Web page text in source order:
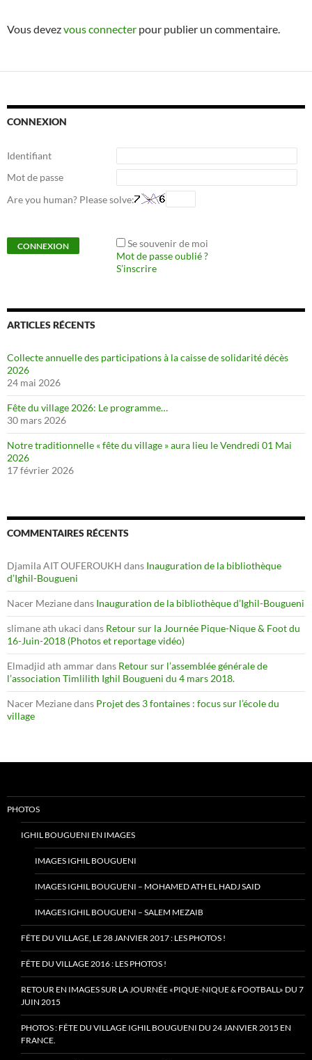
Vous devezvous connecter pour publier un commentaire.
CONNEXION
Identifiant
Mot de passe
Are you human? Please solve:
Se souvenir de moi
Mot de passe oublié ?
S’inscrire
ARTICLES RÉCENTS
Collecte annuelle des participations à la caisse de solidarité décès
2026
24 mai 2026
Fête du village 2026: Le programme…
30 mars 2026
Notre traditionnelle « fête du village » aura lieu le Vendredi 01 Mai
2026
17 février 2026
COMMENTAIRES RÉCENTS
Djamila AIT OUFEROUKH dans Inauguration de la bibliothèque
d’Ighil-Bougueni
Nacer Mezianedans Inauguration de la bibliothèque d’Ighil-Bougueni
slimane ath ukaci dans Retour sur la Journée Pique-Nique & Foot du
16-Juin-2018 (Photos et reportage vidéo)
Elmadjid ath ammardans Retour sur l’assemblée générale de
l’association Timlilith Ighil Bougueni du 4 mars 2018.
Nacer Mezianedans Projet des 3 fontaines : focus sur l’école du
village
PHOTOS
IGHIL BOUGUENI EN IMAGES
IMAGES IGHIL BOUGUENI
IMAGES IGHIL BOUGUENI – MOHAMED ATH EL HADJ SAID
IMAGES IGHIL BOUGUENI – SALEM MEZAIB
FÊTE DU VILLAGE, LE 28 JANVIER 2017 : LES PHOTOS !
FÊTE DU VILLAGE 2016 : LES PHOTOS !
RETOUR EN IMAGES SUR LA JOURNÉE «PIQUE-NIQUE & FOOTBALL» DU 7
JUIN 2015
PHOTOS : FÊTE DU VILLAGE IGHIL BOUGUENI DU 24 JANVIER 2015 EN
FRANCE.